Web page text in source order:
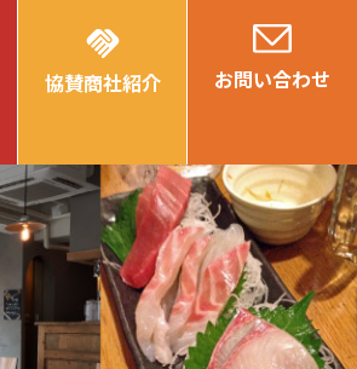
handshake
協賛商社紹介 お問い合わせ